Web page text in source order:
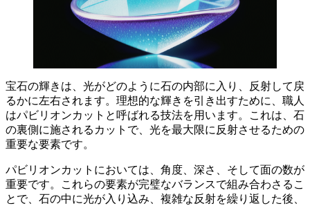
宝石の輝きは、光がどのように石の内部に入り、反射して戻
るかに左右されます。 理想的な輝きを引き出すために、職人
はパビリオンカットと呼ばれる技法を用います。これは、石
の裏側に施されるカットで、 光を最大限に反射させるための
重要な要素です。
パビリオンカットにおいては、 角度、深さ、そして面の数が
重要です。これらの要素が完璧なバランスで組み合わさるこ
とで、石の中に光が入り込み、複雑な反射を繰り返した後、